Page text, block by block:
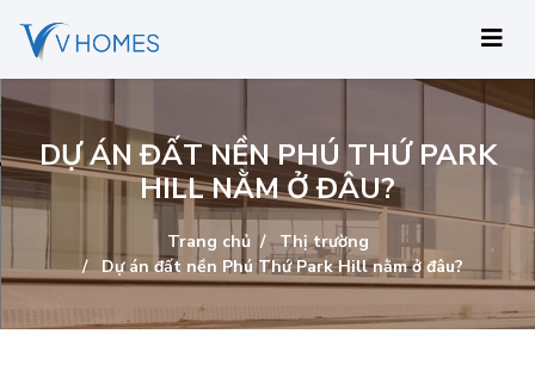
DỰ ÁN ĐẤT NỀN PHÚ THỨ PARK
HILL NẰM Ở ĐÂU?
Trang chủ
Thị trường
Dự án đất nền Phú Thứ Park Hill nằm ở đâu?